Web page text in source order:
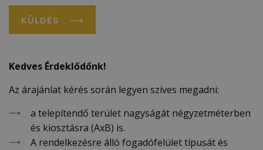
KÜLDÉS
Kedves Érdeklődőnk!
Az árajánlat kérés során legyen szíves megadni:
a telepítendő terület nagyságát négyzetméterben
és kiosztásra (AxB) is.
A rendelkezésre álló fogadófelület típusát és